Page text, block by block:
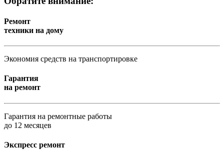
Ремонт
техники на дому
Экономия средств на транспортировке
Гарантия
на ремонт
Гарантия на ремонтные работы
до 12 месяцев
Экспресс ремонт